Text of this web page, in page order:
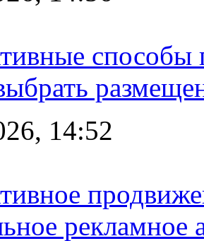
способы
14:52
рекламное